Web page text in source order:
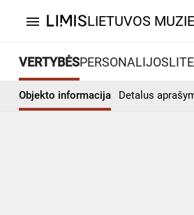
menu LIETUVOS
VERTYBĖSPERSONALIJOS
Objekto informacija Detalus